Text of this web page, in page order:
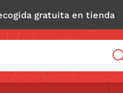
gratuita en tienda
Lekue